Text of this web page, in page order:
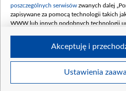
©2026 Telewizja Polska
poszczególnych serwisów zwanych dalej
zapisywane za pomocą technologii takich
WWW lub innych podobnych technologii
Twoje dane osobowe zbierane podczas
Ustawienia
Akceptuję i